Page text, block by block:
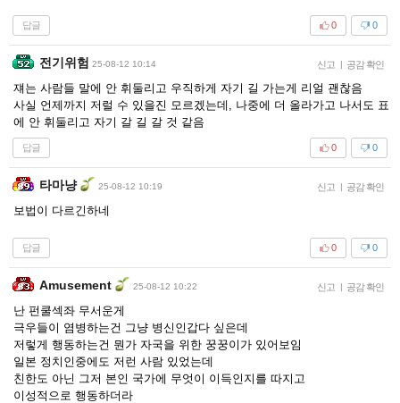
답글 0
0
전기위험 25-08-12 10:14 신고 | 공감 확인
쟤는 사람들 말에 안 휘둘리고 우직하게 자기 길 가는게 리얼 괜찮음
사실 언제까지 저럴 수 있을진 모르겠는데, 나중에 더 올라가고 나서도 표
에 안 휘둘리고 자기 갈 길 갈 것 같음
답글 0
0
타마냥 25-08-12 10:19 신고 | 공감 확인
보법이 다르긴하네
답글 0
0
Amusement 25-08-12 10:22 신고 | 공감 확인
난 펀쿨섹좌 무서운게
극우들이 염병하는건 그냥 병신인갑다 싶은데
저렇게 행동하는건 뭔가 자국을 위한 꿍꿍이가 있어보임
일본 정치인중에도 저런 사람 있었는데
친한도 아닌 그저 본인 국가에 무엇이 이득인지를 따지고
이성적으로 행동하더라